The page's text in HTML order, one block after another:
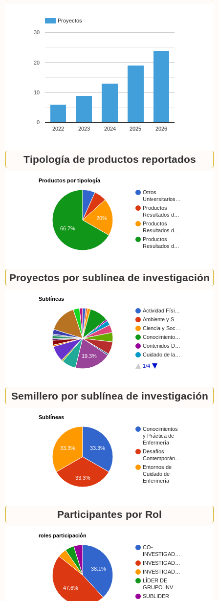
Proyectos
2022 2023 2024 2025 2026
0
10
20
30
Tipología de productos reportados
Productos por tipología
Otros
Universitarios…
Productos
Resultados d…
Productos
Resultados d…
Productos
Resultados d…
20%
66.7%
Proyectos por sublínea de investigación
Sublíneas
Actividad Físi…
Ambiente y S…
Ciencia y Soc…
Conocimiento…
Contenidos D…
Cuidado de la…
1/4
19.3%
Semillero por sublínea de investigación
Sublíneas
Conocimientos
y Práctica de
Enfermería
Desafíos
Contemporán…
Entornos de
Cuidado de
Enfermería
33.3%
33.3%
33.3%
Participantes por Rol
roles participación
CO-
INVESTIGAD…
INVESTIGAD…
INVESTIGAD…
LÍDER DE
GRUPO INV…
SUBLIDER
38.1%
47.6%